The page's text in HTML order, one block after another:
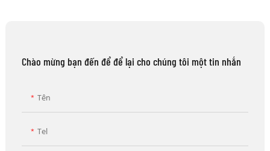
Chào mừng bạn đến để để lại cho chúng tôi một tin nhắn
Tên
Tel